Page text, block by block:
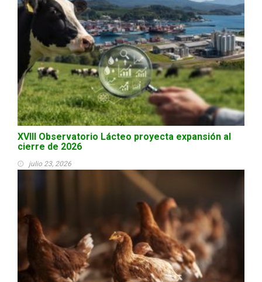
XVIII Observatorio Lácteo proyecta expansión al
cierre de 2026
julio 23, 2026